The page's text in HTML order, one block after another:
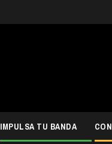
IMPULSA TU BANDA